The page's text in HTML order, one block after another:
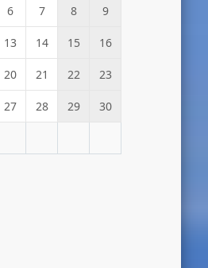
6 7 8 9
13 14 15 16
20 21 22 23
27 28 29 30